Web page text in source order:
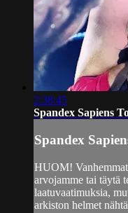
2:38:45
Spandex Sapiens
Spandex
HUOM! Vanhemmat
arvojamme tai täytä
laatuvaatimuksia,
arkiston helmet